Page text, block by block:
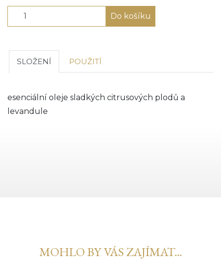
Do košíku
SLOŽENÍ POUŽITÍ
esenciální oleje sladkých citrusových plodů a
levandule
MOHLO BY VÁS ZAJÍMAT...